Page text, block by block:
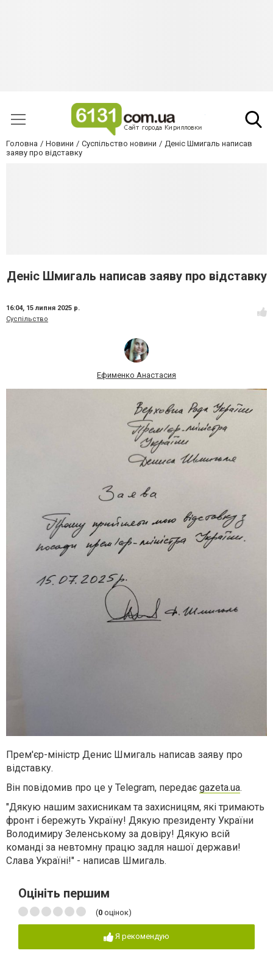
Головна Новини Суспільство новини
Деніс Шмигаль написав
заяву про відставку
Деніс Шмигаль написав заяву про відставку
16:04, 15 липня 2025 р.
Суспільство
Ефименко Анастасия
Прем'єр-міністр Денис Шмигаль написав заяву про
відставку.
Він повідомив про це у Telegram, передає gazeta.ua.
"Дякую нашим захисникам та захисницям, які тримають
фронт і бережуть Україну! Дякую президенту України
Володимиру Зеленському за довіру! Дякую всій
команді за невтомну працю задля нашої держави!
Слава Україні!" - написав Шмигаль.
Оцініть першим
(0 оцінок)
Я рекомендую